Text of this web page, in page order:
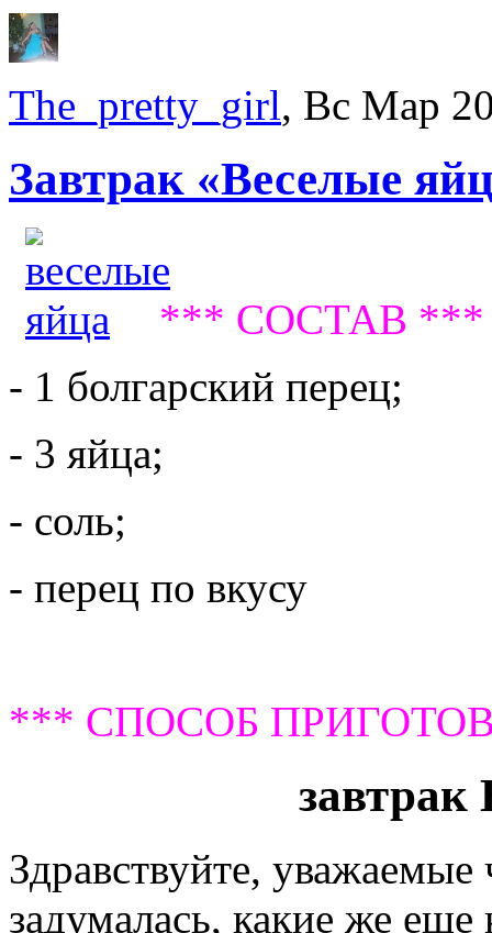
The_pretty_girl, Вс Мар
Завтрак «Веселые
*** СОСТАВ ***
- 1 болгарский перец;
- 3 яйца;
- соль;
- перец по вкусу
*** СПОСОБ
завтрак
Здравствуйте, уважаемые
задумалась, какие же еще